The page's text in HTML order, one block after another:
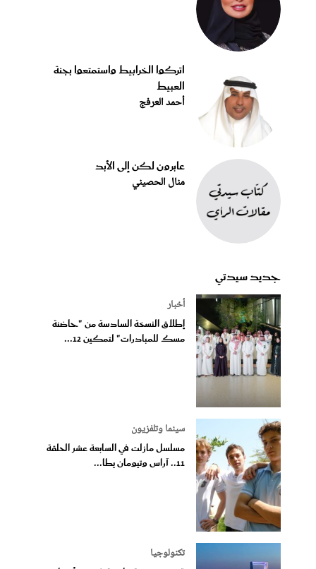
اتركوا الخرابيط واستمتعوا بجنة
العبيط
أحمد العرفج
عابرون لكن إلى الأبد
منال الحصيني
جديد سيدتي
أخبار
إطلاق النسخة السادسة من "حاضنة
مسك للمبادرات" لتمكين 12...
سينما وتلفزيون
مسلسل مازلت في السابعة عشر الحلقة
11.. آراس وتيومان يطا...
تكنولوجيا